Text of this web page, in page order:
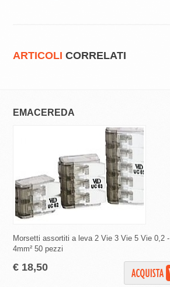
ARTICOLI CORRELATI
EMACEREDA
Morsetti assortiti a leva 2 Vie 3 Vie 5 Vie 0,2 -
4mm² 50 pezzi
€ 18,50